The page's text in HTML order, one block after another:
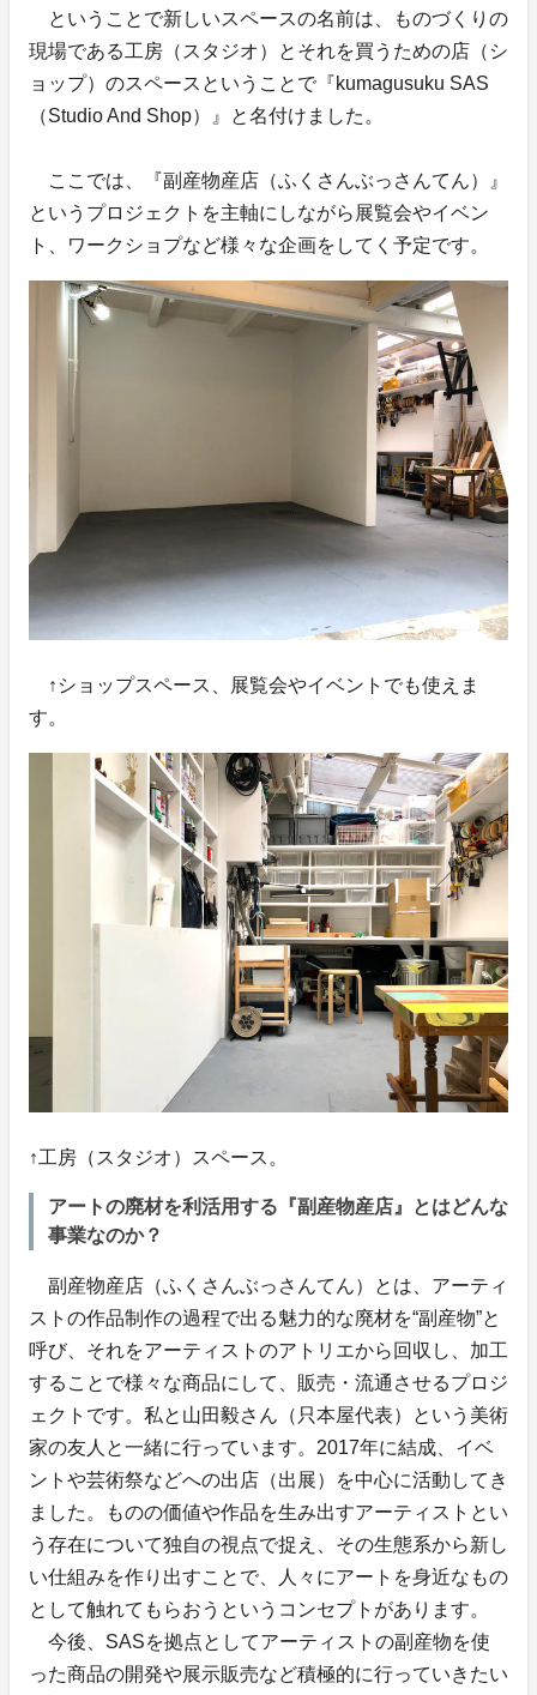
ということで新しいスペースの名前は、ものづくりの
現場である工房（スタジオ）とそれを買うための店（シ
ョップ）のスペースということで『kumagusuku SAS
（Studio And Shop）』と名付けました。
ここでは、『副産物産店（ふくさんぶっさんてん）』
というプロジェクトを主軸にしながら展覧会やイベン
ト、ワークショプなど様々な企画をしてく予定です。
↑ショップスペース、展覧会やイベントでも使えま
す。
↑工房（スタジオ）スペース。
アートの廃材を利活用する『副産物産店』とはどんな
事業なのか？
副産物産店（ふくさんぶっさんてん）とは、アーティ
ストの作品制作の過程で出る魅力的な廃材を“副産物”と
呼び、それをアーティストのアトリエから回収し、加工
することで様々な商品にして、販売・流通させるプロジ
ェクトです。私と山田毅さん（只本屋代表）という美術
家の友人と一緒に行っています。2017年に結成、イベ
ントや芸術祭などへの出店（出展）を中心に活動してき
ました。ものの価値や作品を生み出すアーティストとい
う存在について独自の視点で捉え、その生態系から新し
い仕組みを作り出すことで、人々にアートを身近なもの
として触れてもらおうというコンセプトがあります。
今後、SASを拠点としてアーティストの副産物を使
った商品の開発や展示販売など積極的に行っていきたい